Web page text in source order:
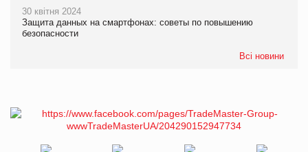
30 квітня 2024
Защита данных на смартфонах: советы по повышению
безопасности
Всі новини